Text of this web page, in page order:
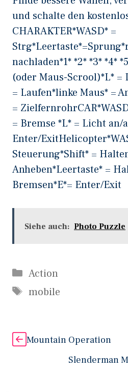
und schalte den
CHARAKTER*WASD* =
nachladen*1* *2* *3* *4*
(oder Maus-Scrool)*L*
= Laufen*linke Maus* =
=
= Bremse *L* = Licht an/
Enter/
Steuerung*Shift* =
Anheben*Leertaste* =
Bremsen*E*= Enter/Exit
Siehe auch: Photo Puzzle
Kategorien
Action
Schlagwörter
mobile
Mountain Operation
Slenderman